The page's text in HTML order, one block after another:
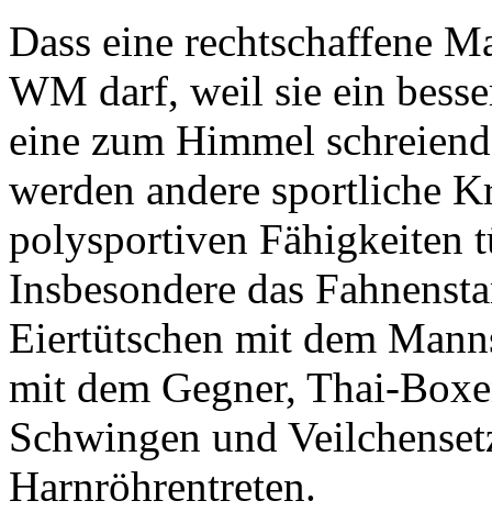
Dass eine rechtschaffene
WM darf, weil sie ein
eine zum Himmel
werden andere sportliche
polysportiven Fähigkeiten
Insbesondere das
Eiertütschen mit dem
mit dem Gegner, Thai-
Schwingen und
Harnröhrentreten.